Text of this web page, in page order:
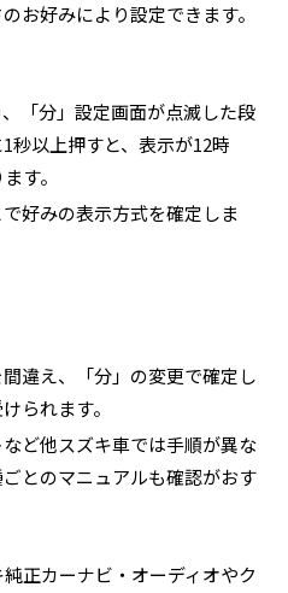
お好みにより設定できます。
「分」設定画面が点滅した段
秒以上押すと、表示が12時
す。
好みの表示方式を確定しま
違え、「分」の変更で確定し
られます。
ど他スズキ車では手順が異な
とのマニュアルも確認がおす
正カーナビ・オーディオやク